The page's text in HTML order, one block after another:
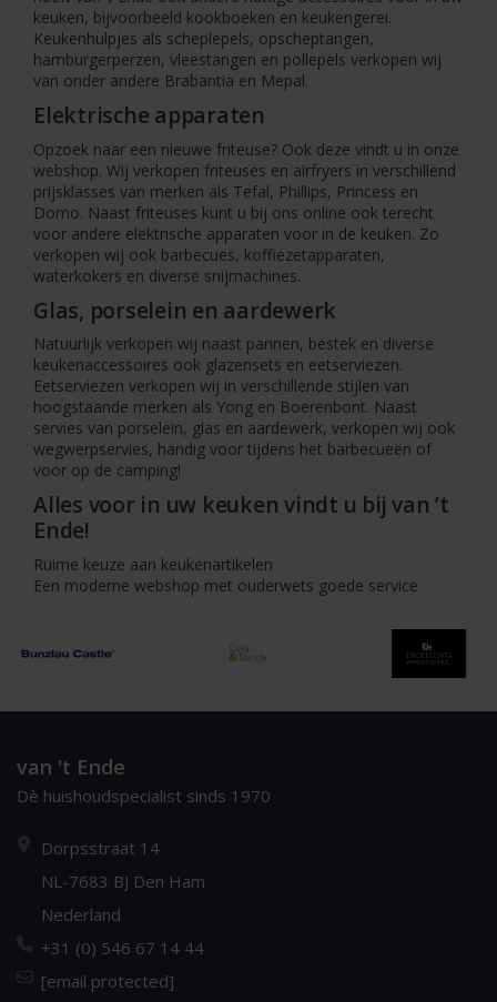
keuken, bijvoorbeeld kookboeken en keukengerei.
Keukenhulpjes als scheplepels, opscheptangen,
hamburgerperzen, vleestangen en pollepels verkopen wij
van onder andere Brabantia en Mepal.
Elektrische apparaten
Opzoek naar een nieuwe friteuse? Ook deze vindt u in onze
webshop. Wij verkopen friteuses en airfryers in verschillend
prijsklasses van merken als Tefal, Phillips, Princess en
Domo. Naast friteuses kunt u bij ons online ook terecht
voor andere elektrische apparaten voor in de keuken. Zo
verkopen wij ook barbecues, koffiezetapparaten,
waterkokers en diverse snijmachines.
Glas, porselein en aardewerk
Natuurlijk verkopen wij naast pannen, bestek en diverse
keukenaccessoires ook glazensets en eetserviezen.
Eetserviezen verkopen wij in verschillende stijlen van
hoogstaande merken als Yong en Boerenbont. Naast
servies van porselein, glas en aardewerk, verkopen wij ook
wegwerpservies, handig voor tijdens het barbecueën of
voor op de camping!
Alles voor in uw keuken vindt u bij van ’t
Ende!
Ruime keuze aan keukenartikelen
Een moderne webshop met ouderwets goede service
van 't Ende
Dè huishoudspecialist sinds 1970
Dorpsstraat 14
NL-7683 BJ Den Ham
Nederland
+31 (0) 546 67 14 44
[email protected]